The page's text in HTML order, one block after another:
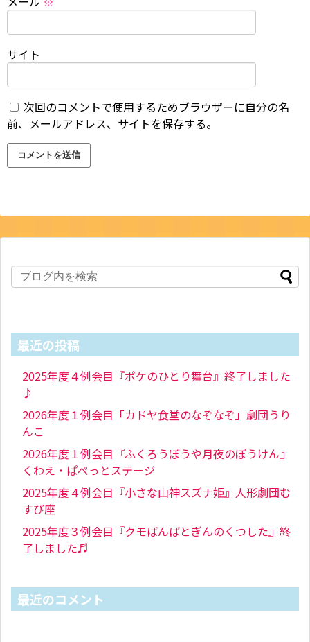
サイト
次回のコメントで使用するためブラウザーに自分の名
前、メールアドレス、サイトを保存する。
最近の投稿
2025年度４例会目『ポケのひとり舞台』終了しました
♪
2026年度１例会目「カドヤ食堂のなぞなぞ」劇団うり
んこ
2026年度１例会目『ふくろうぼうや月夜のぼうけん』
くわえ・ぱぺっとステージ
2025年度４例会目『小さな山神スズナ姫』人形劇団む
すび座
2025年度３例会目『クモばんばとぎんのくつした』終
了しました♬
最近のコメント